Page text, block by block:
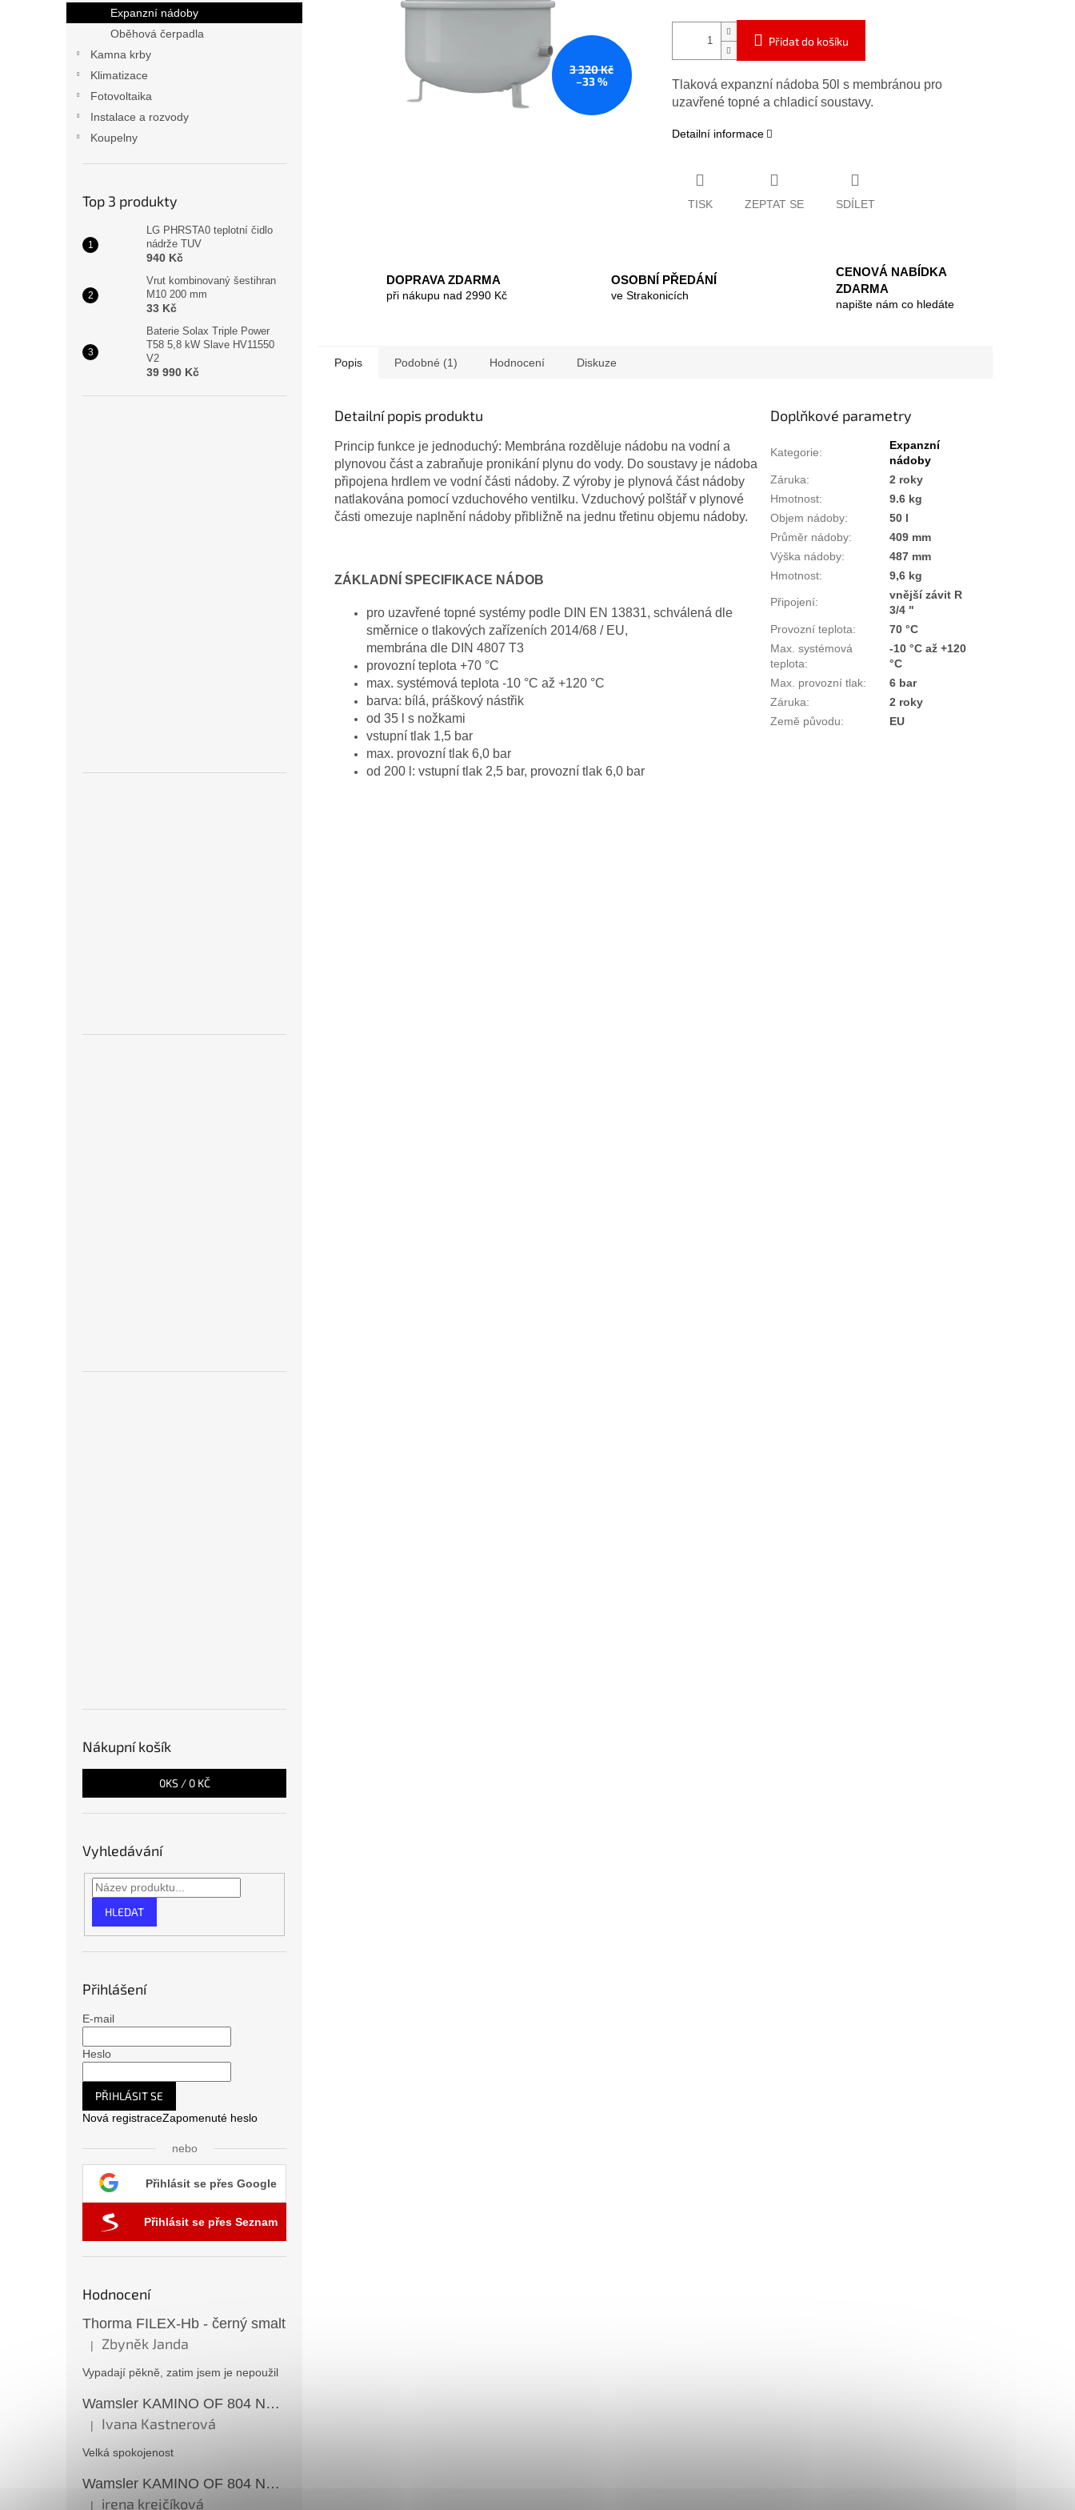
n
e
Expanzní nádoby
Oběhová čerpadla
Kamna krby
Klimatizace
Fotovoltaika
Instalace a rozvody
Koupelny
Top 3 produkty
LG PHRSTA0 teplotní čidlo
nádrže TUV
940 Kč
Vrut kombinovaný šestihran
M10 200 mm
33 Kč
Baterie Solax Triple Power
T58 5,8 kW Slave HV11550
V2
39 990 Kč
Nákupní košík
0KS / 0 KČ
Vyhledávání
HLEDAT
Přihlášení
E-mail
Heslo
PŘIHLÁSIT SE
Nová registraceZapomenuté heslo
nebo
Přihlásit se přes Google
Přihlásit se přes Seznam
Hodnocení
Thorma FILEX-Hb - černý smalt
Hodnocení produktu je 5 z 5 hvězdiček.
| Zbyněk Janda
Vypadají pěkně, zatim jsem je nepoužil
Wamsler KAMINO OF 804 Nostalgia černé
Hodnocení produktu je 5 z 5 hvězdiček.
| Ivana Kastnerová
Velká spokojenost
Wamsler KAMINO OF 804 Nostalgia černé
| irena krejčíková
3 320 Kč
–33 %
Přidat do košíku
Tlaková expanzní nádoba 50l s membránou pro
uzavřené topné a chladicí soustavy.
Detailní informace
TISK ZEPTAT SE SDÍLET
DOPRAVA ZDARMA
při nákupu nad 2990 Kč
OSOBNÍ PŘEDÁNÍ
ve Strakonicích
CENOVÁ NABÍDKA
ZDARMA
napište nám co hledáte
Popis Podobné (1) Hodnocení Diskuze
Detailní popis produktu
Princip funkce je jednoduchý: Membrána rozděluje nádobu na vodní a
plynovou část a zabraňuje pronikání plynu do vody. Do soustavy je nádoba
připojena hrdlem ve vodní části nádoby. Z výroby je plynová část nádoby
natlakována pomocí vzduchového ventilku. Vzduchový polštář v plynové
části omezuje naplnění nádoby přibližně na jednu třetinu objemu nádoby.
ZÁKLADNÍ SPECIFIKACE NÁDOB
pro uzavřené topné systémy podle DIN EN 13831, schválená dle
směrnice o tlakových zařízeních 2014/68 / EU,
membrána dle DIN 4807 T3
provozní teplota +70 °C
max. systémová teplota -10 °C až +120 °C
barva: bílá, práškový nástřik
od 35 l s nožkami
vstupní tlak 1,5 bar
max. provozní tlak 6,0 bar
od 200 l: vstupní tlak 2,5 bar, provozní tlak 6,0 bar
Doplňkové parametry
Kategorie:
Expanzní
nádoby
Záruka:
2 roky
Hmotnost:
9.6 kg
Objem nádoby:
50 l
Průměr nádoby:
409 mm
Výška nádoby:
487 mm
Hmotnost: 9,6 kg
Připojení:
vnější závit R
3/4 "
Provozní teplota:
70 °C
Max. systémová
teplota:
-10 °C až +120
°C
Max. provozní tlak:
6 bar
Záruka:
2 roky
Země původu: EU